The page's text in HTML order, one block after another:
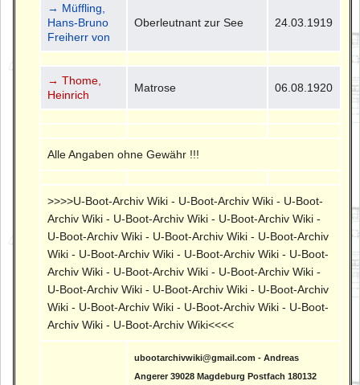
→ Müffling,
Hans-Bruno
Freiherr von
Oberleutnant zur See 24.03.1919
→ Thome,
Heinrich
Matrose 06.08.1920
Alle Angaben ohne Gewähr !!!
>>>>U-Boot-Archiv Wiki - U-Boot-Archiv Wiki - U-Boot-
Archiv Wiki - U-Boot-Archiv Wiki - U-Boot-Archiv Wiki -
U-Boot-Archiv Wiki - U-Boot-Archiv Wiki - U-Boot-Archiv
Wiki - U-Boot-Archiv Wiki - U-Boot-Archiv Wiki - U-Boot-
Archiv Wiki - U-Boot-Archiv Wiki - U-Boot-Archiv Wiki -
U-Boot-Archiv Wiki - U-Boot-Archiv Wiki - U-Boot-Archiv
Wiki - U-Boot-Archiv Wiki - U-Boot-Archiv Wiki - U-Boot-
Archiv Wiki - U-Boot-Archiv Wiki<<<<
ubootarchivwiki@gmail.com - Andreas
Angerer 39028 Magdeburg Postfach 180132